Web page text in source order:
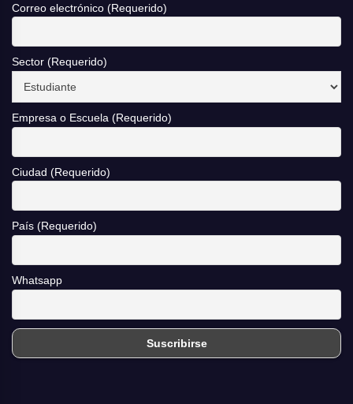
Correo electrónico (Requerido)
Sector (Requerido)
Empresa o Escuela (Requerido)
Ciudad (Requerido)
País (Requerido)
Whatsapp